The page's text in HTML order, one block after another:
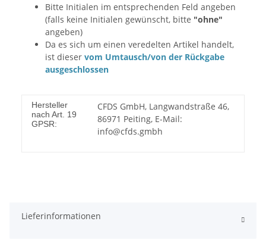
Bitte Initialen im entsprechenden Feld angeben
(falls keine Initialen gewünscht, bitte "ohne"
angeben)
Da es sich um einen veredelten Artikel handelt,
ist dieser vom Umtausch/von der Rückgabe
ausgeschlossen
Hersteller
nach Art. 19
GPSR:
CFDS GmbH, Langwandstraße 46,
86971 Peiting, E-Mail:
info@cfds.gmbh
Lieferinformationen